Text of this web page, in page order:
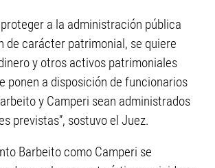
a la administración pública
de carácter patrimonial, se quiere
y otros activos patrimoniales
ponen a disposición de funcionarios
y Camperi sean administrados
previstas”, sostuvo el Juez.
Barbeito como Camperi se